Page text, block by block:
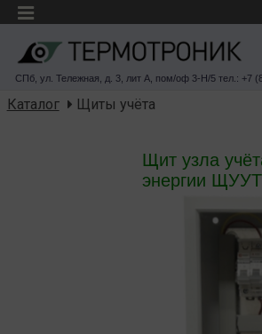
СПб, ул. Тележная, д. 3, лит А, пом/оф 3-Н/5 тел.: +7
Каталог Щиты учёта
Щит узла
энергии